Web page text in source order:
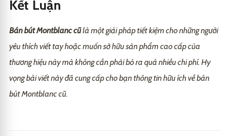
Kết Luận
Bán bút Montblanc cũlà một giải pháp tiết kiệm cho những người
yêu thích viết tay hoặc muốn sở hữu sản phẩm cao cấp của
thương hiệu này mà không cần phải bỏ ra quá nhiều chi phí. Hy
vọng bài viết này đã cung cấp cho bạn thông tin hữu ích về bán
bút Montblanc cũ.